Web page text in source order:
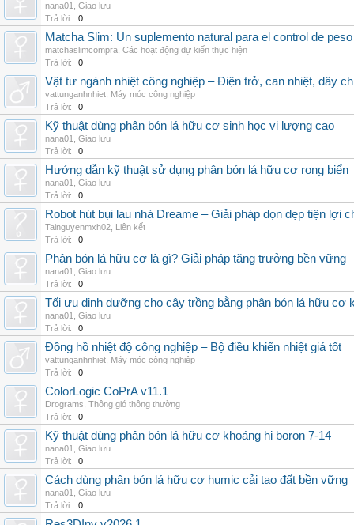
nana01
Giao lưu
Trả lời:
0
Matcha Slim: Un suplemento natural para el control de peso
matchaslimcompra Các hoạt động dự kiến thực hiện
Trả lời:
0
Vật tư ngành nhiệt công nghiệp – Điện trở, can nhiệt, dây
vattunganhnhiet Máy móc công nghiệp
Trả lời:
0
Kỹ thuật dùng phân bón lá hữu cơ sinh học vi lượng cao
nana01
Giao lưu
Trả lời:
0
Hướng dẫn kỹ thuật sử dụng phân bón lá hữu cơ rong biển
nana01
Giao lưu
Trả lời:
0
Robot hút bụi lau nhà Dreame – Giải pháp dọn dẹp tiện lợi
Tainguyenmxh02 Liên kết
Trả lời:
0
Phân bón lá hữu cơ là gì? Giải pháp tăng trưởng bền vững
nana01
Giao lưu
Trả lời:
0
Tối ưu dinh dưỡng cho cây trồng bằng phân bón lá hữu cơ
nana01
Giao lưu
Trả lời:
0
Đồng hồ nhiệt độ công nghiệp – Bộ điều khiển nhiệt giá tốt
vattunganhnhiet Máy móc công nghiệp
Trả lời:
0
ColorLogic CoPrA v11.1
Drograms Thông gió thông thường
Trả lời:
0
Kỹ thuật dùng phân bón lá hữu cơ khoáng hi boron 7-14
nana01
Giao lưu
Trả lời:
0
Cách dùng phân bón lá hữu cơ humic cải tạo đất bền vững
nana01
Giao lưu
Trả lời:
0